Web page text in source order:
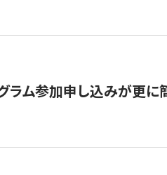
ム参加申し込みが更に